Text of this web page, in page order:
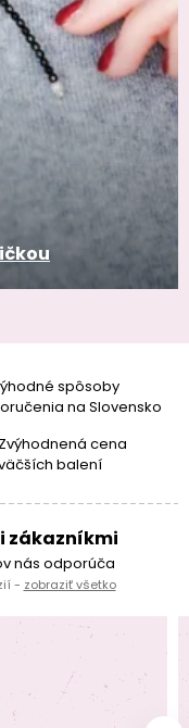
spôsoby
na Slovensko
Zvýhodnená cena
balení
zákazníkmi
nás odporúča
- zobraziť všetko